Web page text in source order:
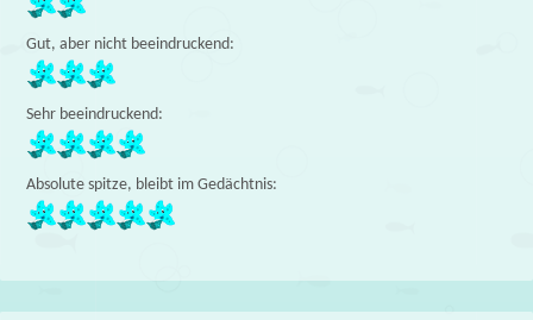
Gut, aber nicht beeindruckend:
Sehr beeindruckend:
Absolute spitze, bleibt im Gedächtnis: